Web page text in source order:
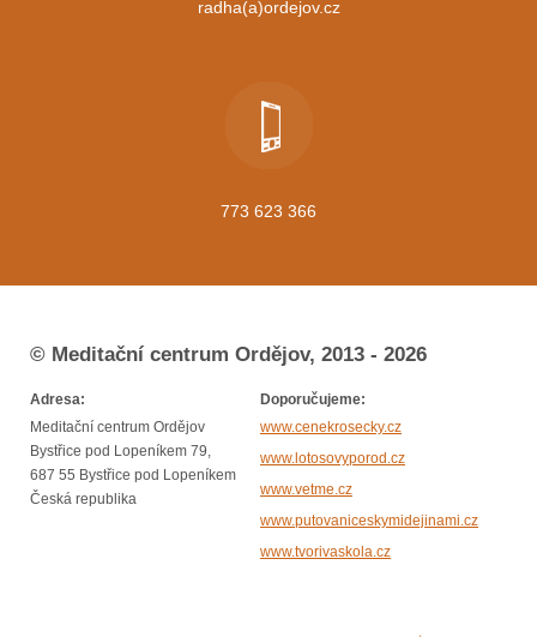
radha(a)ordejov.cz
773 623 366
© Meditační centrum Ordějov, 2013 - 2026
Adresa:
Meditační centrum Ordějov
Bystřice pod Lopeníkem 79,
687 55 Bystřice pod Lopeníkem
Česká republika
Doporučujeme:
www.cenekrosecky.cz
www.lotosovyporod.cz
www.vetme.cz
www.putovaniceskymidejinami.cz
www.tvorivaskola.cz